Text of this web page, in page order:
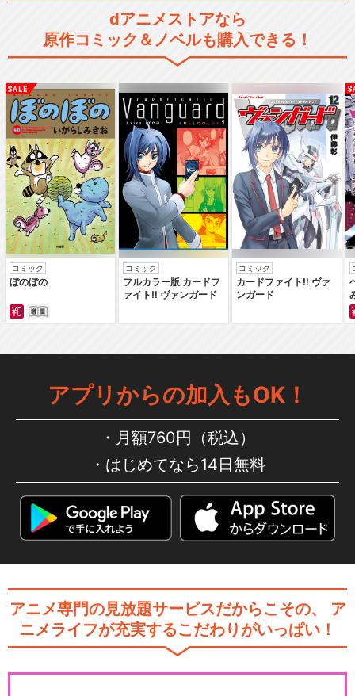
ズ6）
きかんしゃトーマス（シリー
ズ7）
きかんしゃトーマス（シリー
ズ9）
きかんしゃトーマス（シリー
ズ10）
きかんしゃトーマス（シリー
ズ11）
きかんしゃトーマス（シリー
ズ13）
きかんしゃトーマス（シリー
dアニメストアなら
原作コミック＆ノベルも購入できる！
コミック
ぼのぼの
コミック
フルカラー版 カードフ
ァイト‼ ヴァンガード
コミック
カードファイト‼ ヴァ
ンガード
アプリからの加入もOK！
月額760円（税込）
はじめてなら14日無料
アニメ専門の見放題サービスだからこその、
ア
ニメライフが充実するこだわりがいっぱい！